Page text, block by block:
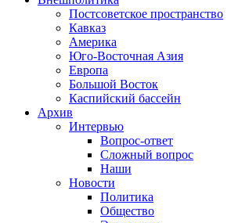
Постсоветское пространство
Кавказ
Америка
Юго-Восточная Азия
Европа
Большой Восток
Каспийский бассейн
Архив
Интервью
Вопрос-ответ
Сложный вопрос
Наши
Новости
Политика
Общество